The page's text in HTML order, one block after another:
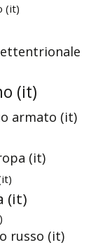
(it)
(it)
armato (it)
(it)
(it)
russo (it)